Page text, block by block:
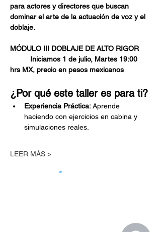
para actores y directores que buscan
dominar el arte de la actuación de voz y el
doblaje.
MÓDULO III DOBLAJE DE ALTO RIGOR
hrs MX, precio en pesos mexicanos
¿Por qué este taller es para ti?
Experiencia Práctica: Aprende
haciendo con ejercicios en cabina y
simulaciones reales.
LEER MÁS >
Gracias por